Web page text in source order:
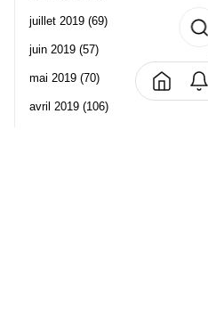
juillet 2019 (69)
juin 2019 (57)
mai 2019 (70)
avril 2019 (106)